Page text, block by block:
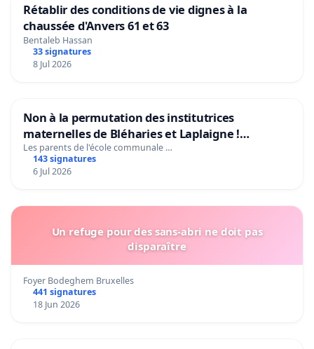
Rétablir des conditions de vie dignes à la
chaussée d'Anvers 61 et 63
Bentaleb Hassan
33 signatures
8 Jul 2026
Non à la permutation des institutrices
maternelles de Bléharies et Laplaigne !
Préservons la stabilité de nos enfants.
Les parents de l'école communale …
143 signatures
6 Jul 2026
Un refuge pour des sans-abri ne doit pas
disparaître
Foyer Bodeghem Bruxelles
441 signatures
18 Jun 2026